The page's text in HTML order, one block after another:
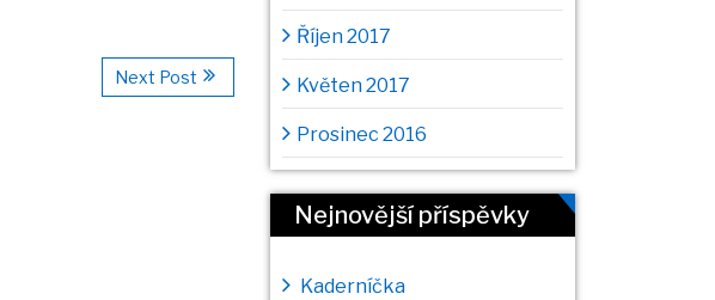
Next Post
Říjen 2017
Květen 2017
Prosinec 2016
Nejnovější příspěvky
Kaderníčka